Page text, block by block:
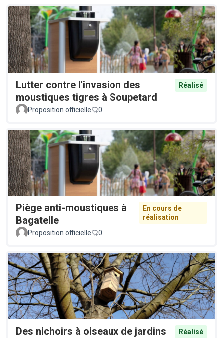
Lutter contre l'invasion des
moustiques tigres à Soupetard
Réalisé
Proposition officielle 0
Piège anti-moustiques à
Bagatelle
En cours de
réalisation
Proposition officielle
0
Des nichoirs à oiseaux de jardins
Réalisé